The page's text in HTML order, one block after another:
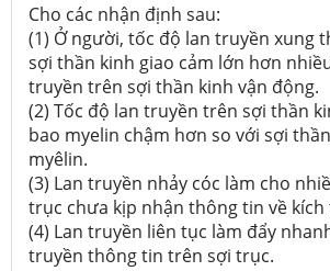
Cho các nhận định sau:
(1) Ở người, tốc độ lan truyền xung
sợi thần kinh giao cảm lớn hơn
truyền trên sợi thần kinh vận động.
(2) Tốc độ lan truyền trên sợi thần
bao myelin chậm hơn so với sợi
myêlin.
(3) Lan truyền nhảy cóc làm cho
trục chưa kịp nhận thông tin về kích
(4) Lan truyền liên tục làm đẩy
truyền thông tin trên sợi trục.